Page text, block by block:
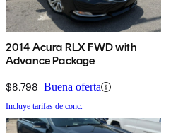
2014 Acura RLX FWD with
Advance Package
$8,798 Buena oferta
Incluye tarifas de conc.